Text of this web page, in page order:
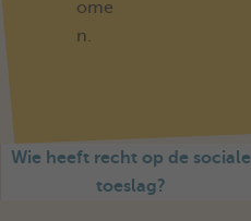
ome
n.
Wie heeft recht op de sociale
toeslag?